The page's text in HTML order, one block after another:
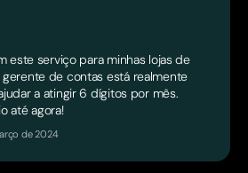
este serviço para minhas lojas de
de contas está realmente
a atingir 6 dígitos por mês.
até agora!
de 2024